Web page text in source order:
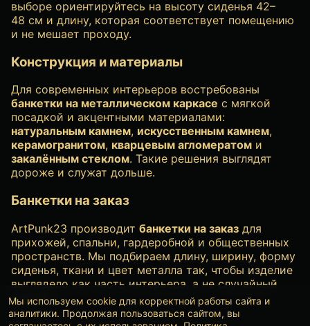
выборе ориентируйтесь на высоту сиденья 42–
48 см и длину, которая соответствует помещению
и не мешает проходу.
Конструкция и материалы
Для современных интерьеров востребованы
банкетки на металлическом каркасе с мягкой
посадкой и акцентными материалами:
натуральным камнем, искусственным камнем,
керамогранитом, кварцевым агломератом и
закалённым стеклом. Такие решения выглядят
дороже и служат дольше.
Банкетки на заказ
ArtPunk23 производит банкетки на заказ для
прихожей, спальни, гардеробной и общественных
пространств. Мы подбираем длину, ширину, форму
сиденья, ткани и цвет металла так, чтобы изделие
выглядело как часть интерьера, а не случайный
предмет.
Мы используем cookie для корректной работы сайта и
аналитики. Продолжая пользоваться сайтом, вы